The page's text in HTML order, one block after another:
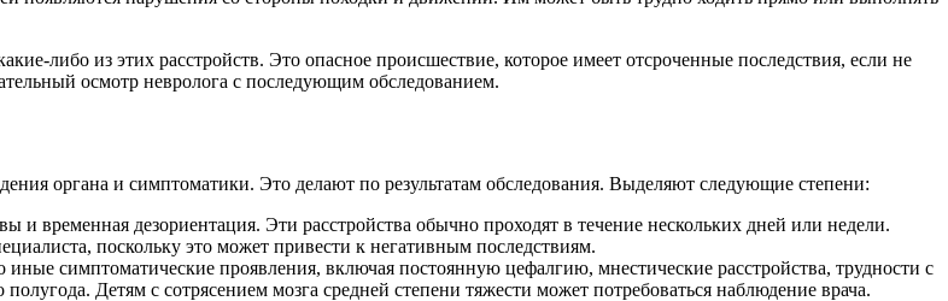
либо из этих расстройств. Это опасное происшествие, которое имеет отсроченные последствия, если не
осмотр невролога с последующим обследованием.
органа и симптоматики. Это делают по результатам обследования. Выделяют следующие степени:
и временная дезориентация. Эти расстройства обычно проходят в течение нескольких дней или недели.
поскольку это может привести к негативным последствиям.
симптоматические проявления, включая постоянную цефалгию, мнестические расстройства, трудности с
Детям с сотрясением мозга средней степени тяжести может потребоваться наблюдение врача.